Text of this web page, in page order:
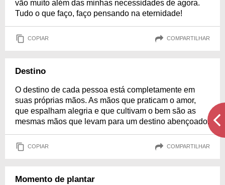
vão muito além das minhas necessidades de agora.
Tudo o que faço, faço pensando na eternidade!
COPIAR COMPARTILHAR
Destino
O destino de cada pessoa está completamente em
suas próprias mãos. As mãos que praticam o amor,
que espalham alegria e que cultivam o bem são as
mesmas mãos que levam para um destino abençoado.
COPIAR COMPARTILHAR
Momento de plantar